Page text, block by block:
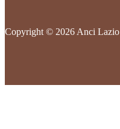
Copyright © 2026 Anci Lazio